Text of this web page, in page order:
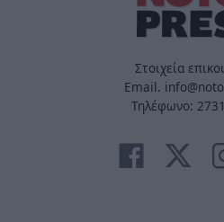
Στοιχεία
Email.
Τηλέφωνο: